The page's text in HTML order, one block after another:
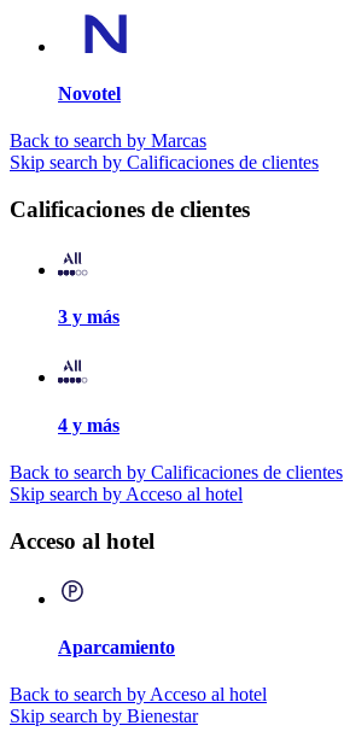
Novotel
Back to search by Marcas
Skip search by Calificaciones de clientes
Calificaciones de clientes
3 y más
4 y más
Back to search by Calificaciones de clientes
Skip search by Acceso al hotel
Acceso al hotel
Aparcamiento
Back to search by Acceso al hotel
Skip search by Bienestar